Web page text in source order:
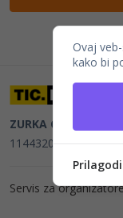
ZURKA CE BITI DOO
114432064, MB
Servis za
Ovaj
kako bi
Prilagodi